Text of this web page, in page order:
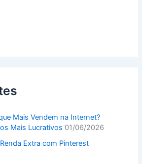
Mais Vendem na Internet?
Mais Lucrativos 01/06/2026
Extra com Pinterest